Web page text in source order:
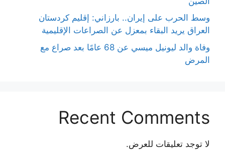
وسط الحرب على إيران.. بارزاني: إقليم كردستان
العراق يريد البقاء بمعزل عن الصراعات الإقليمية
وفاة والد ليونيل ميسي عن 68 عامًا بعد صراع مع
المرض
Recent Comments
لا توجد تعليقات للعرض.